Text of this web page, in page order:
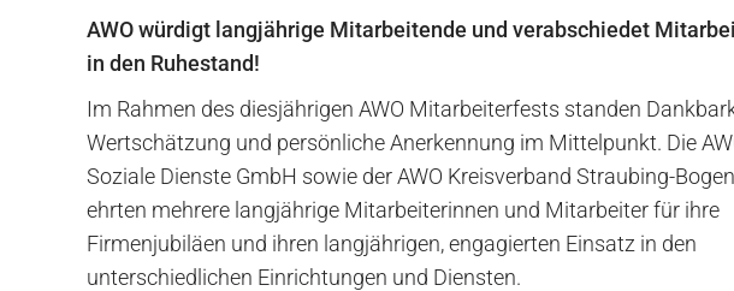
AWO würdigt langjährige Mitarbeitende und verabschiedet
in den Ruhestand!
Im Rahmen des diesjährigen AWO Mitarbeiterfests standen
Wertschätzung und persönliche Anerkennung im Mittelpunkt. Die
Soziale Dienste GmbH sowie der AWO Kreisverband Straubing-Bogen
ehrten mehrere langjährige Mitarbeiterinnen und Mitarbeiter für ihre
Firmenjubiläen und ihren langjährigen, engagierten Einsatz in den
unterschiedlichen Einrichtungen und Diensten.